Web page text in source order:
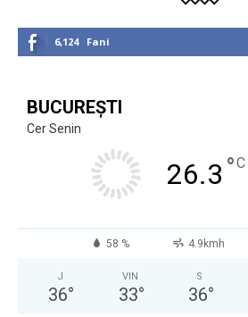
6,124 Fani
BUCUREȘTI
Cer Senin
26.3 °C
58 % 4.9kmh
J
36°
VIN
33°
S
36°